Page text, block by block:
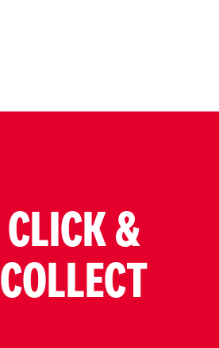
CLICK &
COLLECT